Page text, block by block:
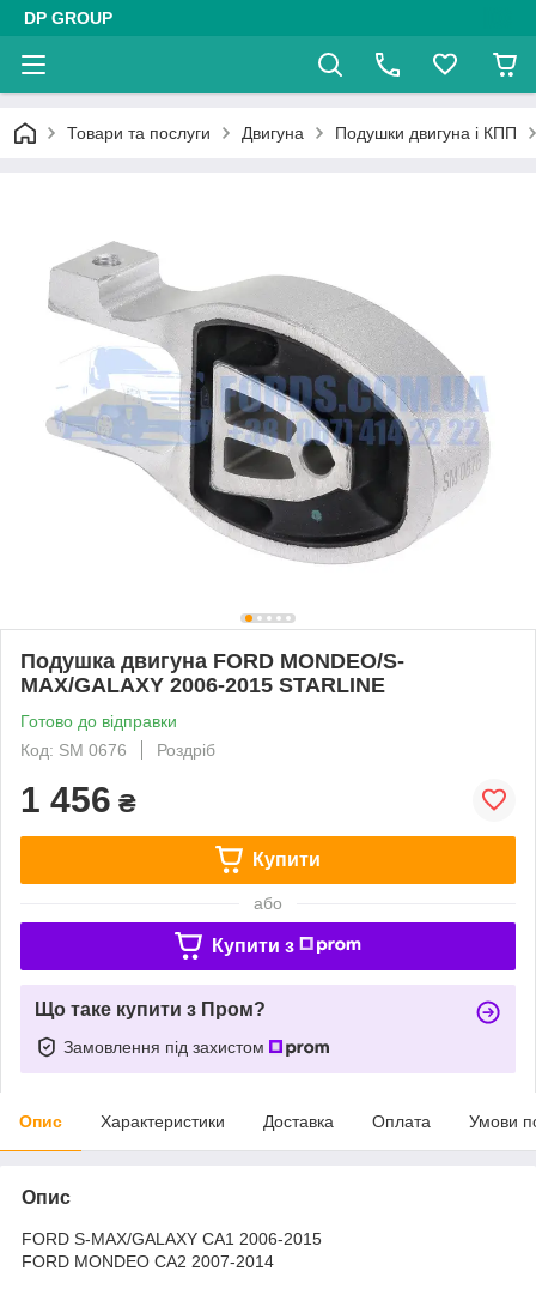
DP GROUP
Товари та послуги Двигуна Подушки двигуна і КПП
Подушка двигуна FORD MONDEO/S-
MAX/GALAXY 2006-2015 STARLINE
Готово до відправки
Код: SM 0676
Роздріб
1 456 ₴
Купити
або
Купити з
Що таке купити з Пром?
Замовлення під захистом
Опис Характеристики Доставка Оплата Умови
Опис
FORD S-MAX/GALAXY CA1 2006-2015
FORD MONDEO CA2 2007-2014